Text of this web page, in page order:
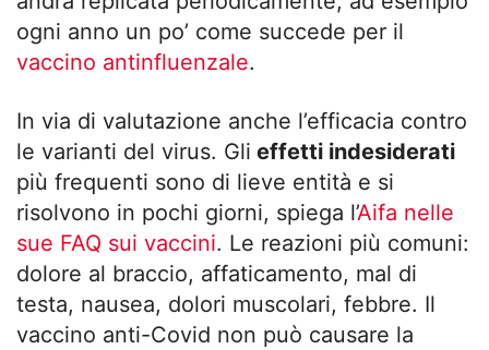
ogni anno un po’ come succede per il
vaccino antinfluenzale.
In via di valutazione anche l’efficacia contro
le varianti del virus. Gli effetti indesiderati
più frequenti sono di lieve entità e si
risolvono in pochi giorni, spiega l’Aifa nelle
sue FAQ sui vaccini. Le reazioni più comuni:
dolore al braccio, affaticamento, mal di
testa, nausea, dolori muscolari, febbre. Il
vaccino anti-Covid non può causare la